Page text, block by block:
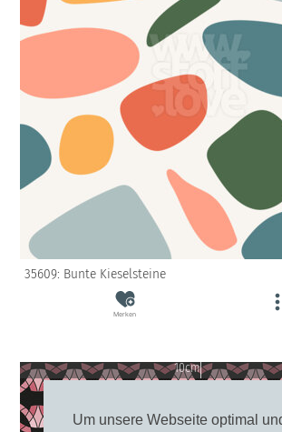
Um unsere Webseite optimal
35609: Bunte Kieselsteine
Merken
10cm